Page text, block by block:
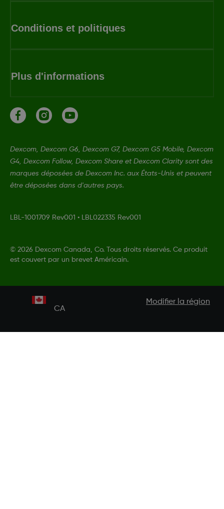
Conditions et politiques
Plus d'informations
Dexcom, Dexcom G6, Dexcom G7, Dexcom G5 Mobile, Dexcom
G4, Dexcom Follow, Dexcom Share et Dexcom Clarity sont des
marques déposées de Dexcom Inc. aux États-Unis et peuvent
être déposées dans d'autres pays.
LBL-1001709 Rev001 • LBL022335 Rev001
© 2026 Dexcom Canada, Co. Tous droits réservés. Ce produit
est couvert par un brevet Américain.
CA
Modifier la région